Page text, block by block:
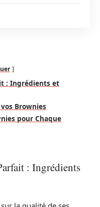
: Ingrédients et
Brownies
pour Chaque
: Ingrédients